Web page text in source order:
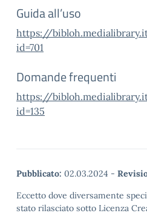
Guida all’uso
https://
id=701
Domande frequenti
https://
id=135
Pubblicato: 02.03.2024 -
Eccetto dove diversamente
stato rilasciato sotto Licenza